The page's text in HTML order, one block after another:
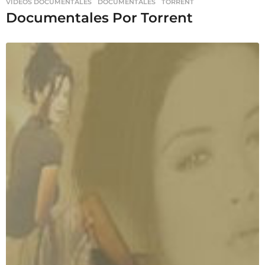
VIDEOS DOCUMENTALES DOCUMENTALES ,TORRENT
Documentales Por Torrent